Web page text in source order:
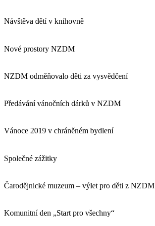
Návštěva dětí v knihovně
Nové prostory NZDM
NZDM odměňovalo děti za vysvědčení
Předávání vánočních dárků v NZDM
Vánoce 2019 v chráněném bydlení
Společné zážitky
Čarodějnické muzeum – výlet pro děti z NZDM
Komunitní den „Start pro všechny“